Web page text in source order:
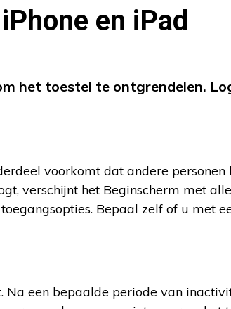
en iPad
het toestel te ontgrendelen.
voorkomt dat andere personen
verschijnt het Beginscherm met
Bepaal zelf of u met
Na een bepaalde periode van